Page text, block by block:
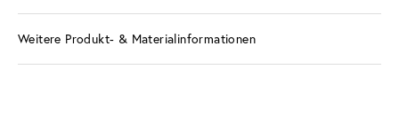
Weitere Produkt- & Materialinformationen